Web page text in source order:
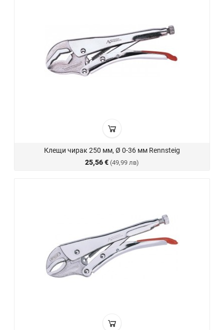
Клещи чирак 250 мм, Ø 0-36 мм Rennsteig
25,56 € (49,99 лв)